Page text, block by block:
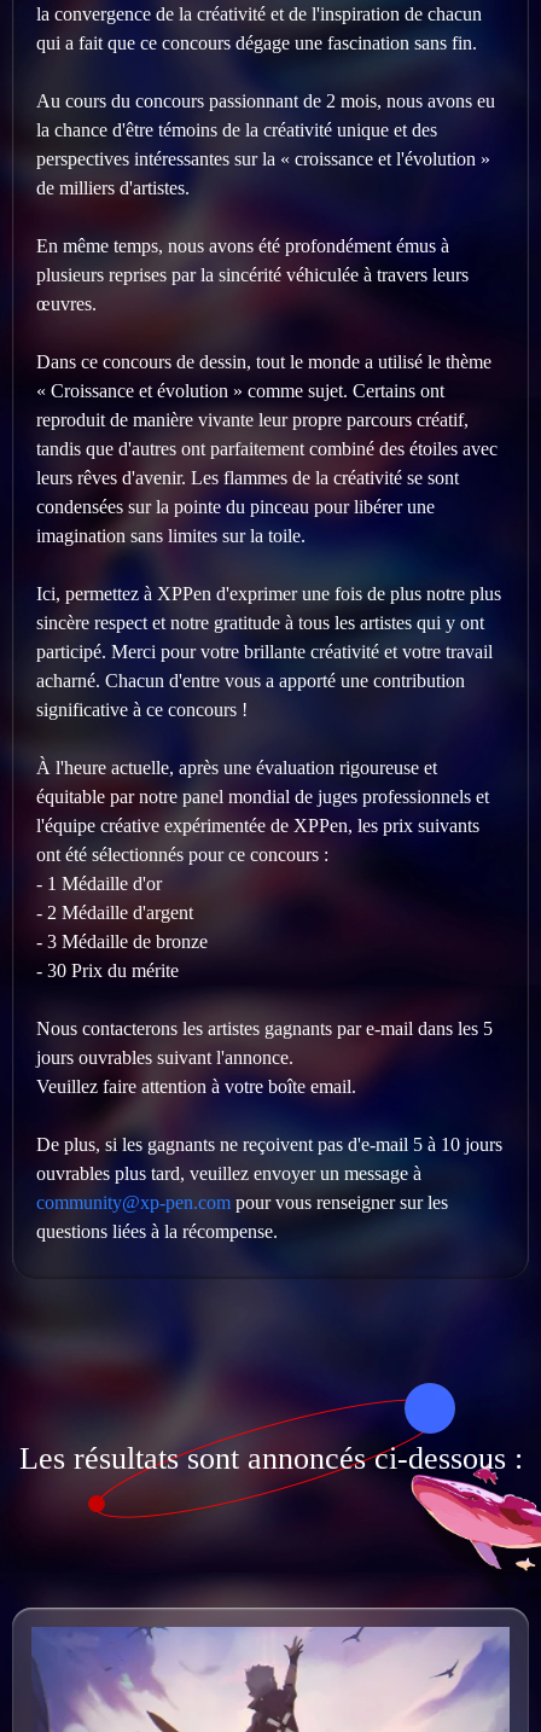
la convergence de la créativité et de l'inspiration de chacun
qui a fait que ce concours dégage une fascination sans fin.
Au cours du concours passionnant de 2 mois, nous avons eu
la chance d'être témoins de la créativité unique et des
perspectives intéressantes sur la « croissance et l'évolution »
de milliers d'artistes.
En même temps, nous avons été profondément émus à
plusieurs reprises par la sincérité véhiculée à travers leurs
œuvres.
Dans ce concours de dessin, tout le monde a utilisé le thème
« Croissance et évolution » comme sujet. Certains ont
reproduit de manière vivante leur propre parcours créatif,
tandis que d'autres ont parfaitement combiné des étoiles avec
leurs rêves d'avenir. Les flammes de la créativité se sont
condensées sur la pointe du pinceau pour libérer une
imagination sans limites sur la toile.
Ici, permettez à XPPen d'exprimer une fois de plus notre plus
sincère respect et notre gratitude à tous les artistes qui y ont
participé. Merci pour votre brillante créativité et votre travail
acharné. Chacun d'entre vous a apporté une contribution
significative à ce concours !
À l'heure actuelle, après une évaluation rigoureuse et
équitable par notre panel mondial de juges professionnels et
l'équipe créative expérimentée de XPPen, les prix suivants
ont été sélectionnés pour ce concours :
- 1 Médaille d'or
- 2 Médaille d'argent
- 3 Médaille de bronze
- 30 Prix​ du mérite
Nous contacterons les artistes gagnants par e-mail dans les 5
jours ouvrables suivant l'annonce.
Veuillez faire attention à votre boîte email.
De plus, si les gagnants ne reçoivent pas d'e-mail 5 à 10 jours
ouvrables plus tard, veuillez envoyer un message à
community@xp-pen.com pour vous renseigner sur les
Les résultats sont annoncés ci-dessous :